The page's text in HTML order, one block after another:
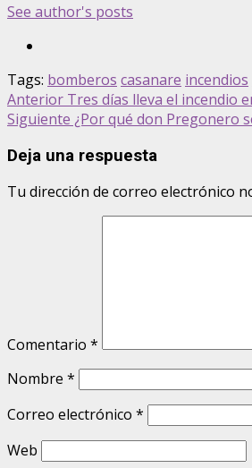
See author's posts
Tags: bomberos casanare incendios
Post
navigation
Anterior Tres días lleva el incendio
Siguiente ¿Por qué don Pregonero
Deja una respuesta
Tu dirección de correo electrónico
Comentario *
Nombre *
Correo electrónico *
Web